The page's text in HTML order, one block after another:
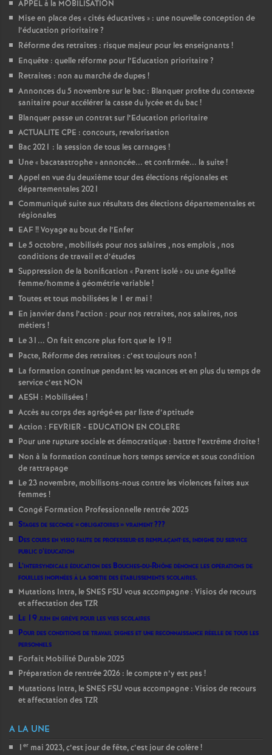
APPEL à la MOBILISATION
Mise en place des «cités éducatives » : une nouvelle conception de
l’éducation prioritaire?
Réforme des retraites : risque majeur pour les enseignants !
Enquête : quelle réforme pour l’Education prioritaire?
Retraites : non au marché de dupes !
Annonces du 5 novembre sur le bac : Blanquer profite du contexte
sanitaire pour accélérer la casse du lycée et du bac!
Blanquer passe un contrat sur l’Education prioritaire
ACTUALITE CPE : concours, revalorisation
Bac 2021 : la session de tous les carnages !
Une « bacatastrophe» annoncée... et confirmée... la suite!
Appel en vue du deuxième tour des élections régionales et
départementales 2021
Communiqué suite aux résultats des élections départementales et
régionales
EAF!! Voyage au bout de l’Enfer
Le 5 octobre , mobilisés pour nos salaires , nos emplois , nos
conditions de travail et d’études
Suppression de la bonification « Parent isolé» ou une égalité
femme/homme à géométrie variable!
Toutes et tous mobilisées le 1 er mai !
En janvier dans l’action : pour nos retraites, nos salaires, nos
métiers !
Le 31... On fait encore plus fort que le 19!!
Pacte, Réforme des retraites : c’est toujours non !
La formation continue pendant les vacances et en plus du temps de
service c’est NON
AESH : Mobilisées !
Accès au corps des agrégé·es par liste d’aptitude
Action : FEVRIER - EDUCATION EN COLERE
Pour une rupture sociale et démocratique : battre l’extrême droite!
Non à la formation continue hors temps service et sous condition
de rattrapage
Le 23 novembre, mobilisons-nous contre les violences faites aux
femmes !
Congé Formation Professionnelle rentrée 2025
Stages de seconde «obligatoires» vraiment???
Des cours en visio faute de professeur·es remplaçant·es, indigne du service
public d’éducation
L’intersyndicale éducation des Bouches-du-Rhône dénonce les opérations de
fouilles inopinées à la sortie des établissements scolaires.
Mutations Intra, le SNES FSU vous accompagne : Visios de recours
et affectation des TZR
Le 19 juin en grève pour les vies scolaires
Pour des conditions de travail dignes et une reconnaissance réelle de tous les
personnels
Forfait Mobilité Durable 2025
Préparation de rentrée 2026 : le compte n’y est pas !
Mutations Intra, le SNES FSU vous accompagne : Visios de recours
et affectation des TZR
A LA UNE
1 er mai 2023, c’est jour de fête, c’est jour de colère!